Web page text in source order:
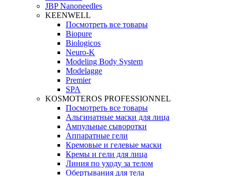
JBP Nanoneedles
KEENWELL
Посмотреть все товары
Biopure
Biologicos
Neuro‑K
Modeling Body System
Modelagge
Premier
SPA
KOSMOTEROS PROFESSIONNEL
Посмотреть все товары
Альгинатные маски для лица
Ампульные сыворотки
Аппаратные гели
Кремовые и гелевые маски
Кремы и гели для лица
Линия по уходу за телом
Обертывания для тела